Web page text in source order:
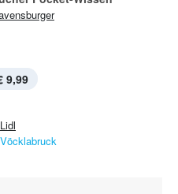
9,99
Lidl
Vöcklabruck